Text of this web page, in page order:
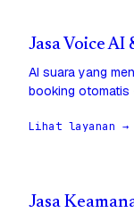
Jasa Voice
AI suara yang
booking otomatis
Lihat layanan →
Jasa